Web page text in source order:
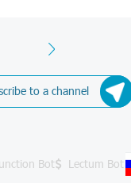
Next
to a channel
Bot Lectum Bot